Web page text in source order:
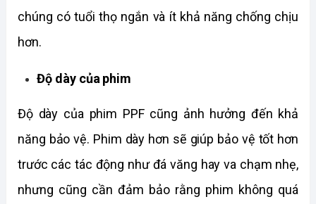
chúng có tuổi thọ ngắn và ít khả năng chống chịu
hơn.
Độ dày của phim
Độ dày của phim PPF cũng ảnh hưởng đến khả
năng bảo vệ. Phim dày hơn sẽ giúp bảo vệ tốt hơn
trước các tác động như đá văng hay va chạm nhẹ,
nhưng cũng cần đảm bảo rằng phim không quá